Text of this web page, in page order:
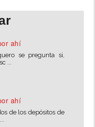
ahí
se pregunta si,
...
ahí
de los depósitos de